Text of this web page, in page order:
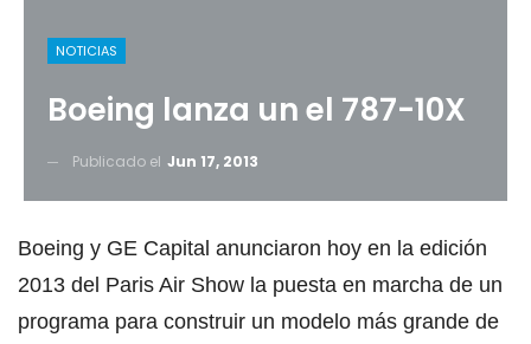
NOTICIAS
Boeing lanza un el 787-10X
Publicado el Jun 17, 2013
Boeing y GE Capital anunciaron hoy en la edición
2013 del Paris Air Show la puesta en marcha de un
programa para construir un modelo más grande de